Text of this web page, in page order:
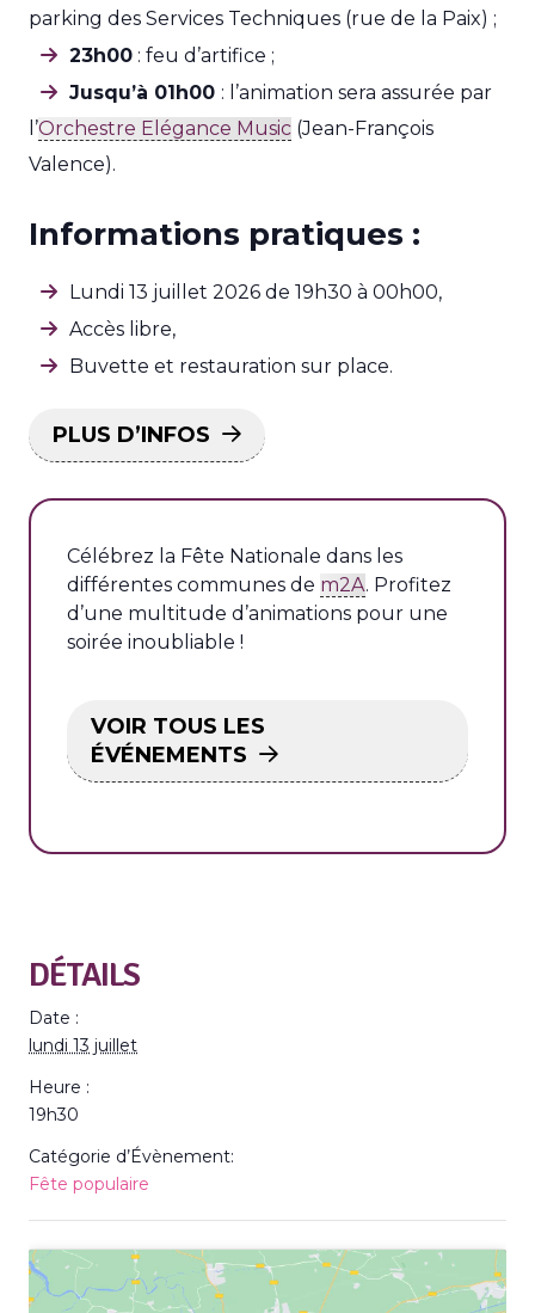
parking des Services Techniques (rue de la Paix) ;
23h00 : feu d’artifice ;
Jusqu’à 01h00 : l’animation sera assurée par
l’Orchestre Elégance Music (Jean-François
Valence).
Informations pratiques :
Lundi 13 juillet 2026 de 19h30 à 00h00,
Accès libre,
Buvette et restauration sur place.
PLUS D’INFOS
Célébrez la Fête Nationale dans les
différentes communes de m2A. Profitez
d’une multitude d’animations pour une
soirée inoubliable !
VOIR TOUS LES
ÉVÉNEMENTS
DÉTAILS
Date :
lundi 13 juillet
Heure :
19h30
Catégorie d’Évènement:
Fête populaire